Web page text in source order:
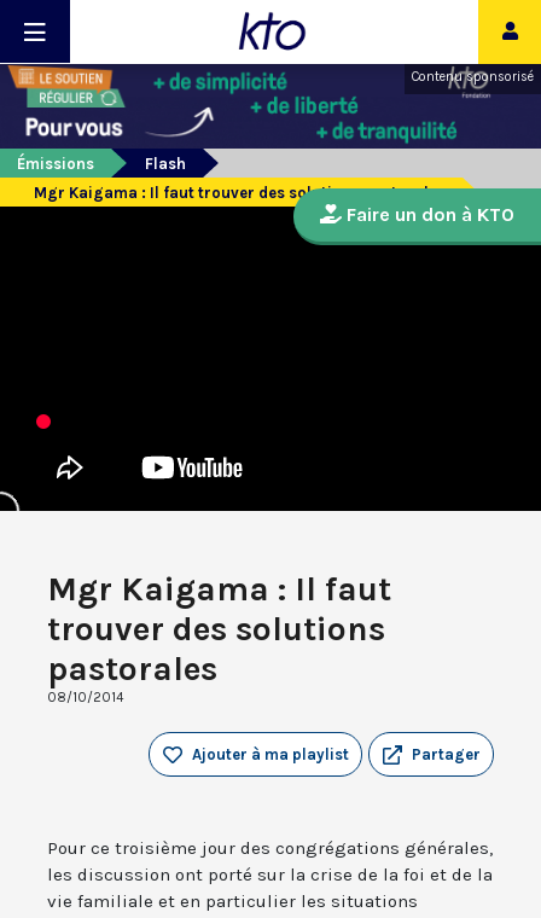
Contenu sponsorisé
Émissions
Flash
Mgr Kaigama : Il faut trouver des solutions pastorales
Mgr Kaigama : Il faut
trouver des solutions
pastorales
08/10/2014
Partager
Ajouter à ma playlist
Pour ce troisième jour des congrégations générales,
les discussion ont porté sur la crise de la foi et de la
vie familiale et en particulier les situations
Faire un don à KTO